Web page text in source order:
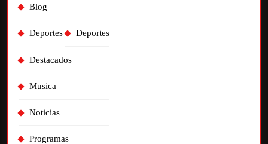
Blog
Deportes Deportes
Destacados
Musica
Noticias
Programas